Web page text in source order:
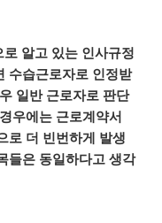
로 알고 있는 인사규정
수습근로자로 인정받
일반 근로자로 판단
경우에는 근로계약서
로 더 빈번하게 발생
들은 동일하다고 생각